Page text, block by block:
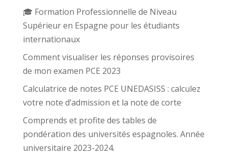
🎓 Formation Professionnelle de Niveau
Supérieur en Espagne pour les étudiants
internationaux
Comment visualiser les réponses provisoires
de mon examen PCE 2023
Calculatrice de notes PCE UNEDASISS : calculez
votre note d’admission et la note de corte
Comprends et profite des tables de
pondération des universités espagnoles. Année
universitaire 2023-2024.